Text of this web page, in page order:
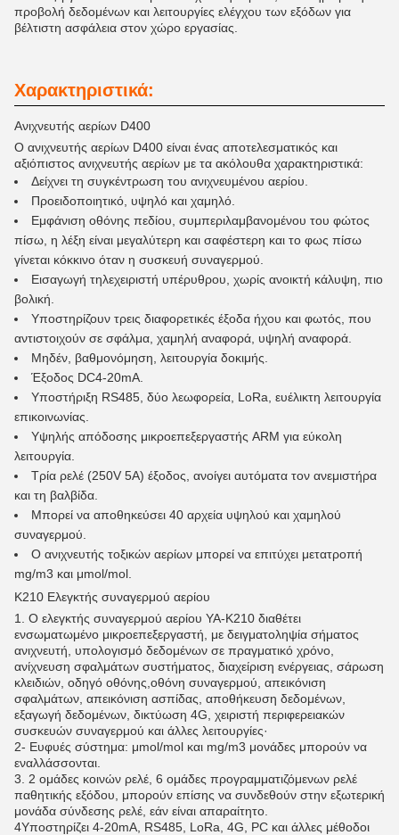
προβολή δεδομένων και λειτουργίες ελέγχου των εξόδων για
βέλτιστη ασφάλεια στον χώρο εργασίας.
Χαρακτηριστικά:
Ανιχνευτής αερίων D400
Ο ανιχνευτής αερίων D400 είναι ένας αποτελεσματικός και
αξιόπιστος ανιχνευτής αερίων με τα ακόλουθα χαρακτηριστικά:
Δείχνει τη συγκέντρωση του ανιχνευμένου αερίου.
Προειδοποιητικό, υψηλό και χαμηλό.
Εμφάνιση οθόνης πεδίου, συμπεριλαμβανομένου του φώτος
πίσω, η λέξη είναι μεγαλύτερη και σαφέστερη και το φως πίσω
γίνεται κόκκινο όταν η συσκευή συναγερμού.
Εισαγωγή τηλεχειριστή υπέρυθρου, χωρίς ανοικτή κάλυψη, πιο
βολική.
Υποστηρίζουν τρεις διαφορετικές έξοδα ήχου και φωτός, που
αντιστοιχούν σε σφάλμα, χαμηλή αναφορά, υψηλή αναφορά.
Μηδέν, βαθμονόμηση, λειτουργία δοκιμής.
Έξοδος DC4-20mA.
Υποστήριξη RS485, δύο λεωφορεία, LoRa, ευέλικτη λειτουργία
επικοινωνίας.
Υψηλής απόδοσης μικροεπεξεργαστής ARM για εύκολη
λειτουργία.
Τρία ρελέ (250V 5A) έξοδος, ανοίγει αυτόματα τον ανεμιστήρα
και τη βαλβίδα.
Μπορεί να αποθηκεύσει 40 αρχεία υψηλού και χαμηλού
συναγερμού.
Ο ανιχνευτής τοξικών αερίων μπορεί να επιτύχει μετατροπή
mg/m3 και μmol/mol.
Κ210 Ελεγκτής συναγερμού αερίου
1. Ο ελεγκτής συναγερμού αερίου YA-K210 διαθέτει
ενσωματωμένο μικροεπεξεργαστή, με δειγματοληψία σήματος
ανιχνευτή, υπολογισμό δεδομένων σε πραγματικό χρόνο,
ανίχνευση σφαλμάτων συστήματος, διαχείριση ενέργειας, σάρωση
κλειδιών, οδηγό οθόνης,οθόνη συναγερμού, απεικόνιση
σφαλμάτων, απεικόνιση ασπίδας, αποθήκευση δεδομένων,
εξαγωγή δεδομένων, δικτύωση 4G, χειριστή περιφερειακών
συσκευών συναγερμού και άλλες λειτουργίες·
2- Ευφυές σύστημα: μmol/mol και mg/m3 μονάδες μπορούν να
εναλλάσσονται.
3. 2 ομάδες κοινών ρελέ, 6 ομάδες προγραμματιζόμενων ρελέ
παθητικής εξόδου, μπορούν επίσης να συνδεθούν στην εξωτερική
μονάδα σύνδεσης ρελέ, εάν είναι απαραίτητο.
4Υποστηρίζει 4-20mA, RS485, LoRa, 4G, PC και άλλες μέθοδοι